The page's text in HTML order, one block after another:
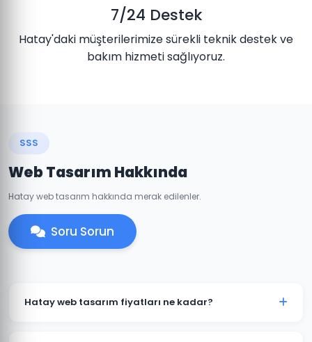
7/24 Destek
Hatay'daki müşterilerimize sürekli teknik destek ve
bakım hizmeti sağlıyoruz.
SSS
Web Tasarım Hakkında
Hatay web tasarım hakkında merak edilenler.
Soru Sorun
Hatay web tasarım fiyatları ne kadar?